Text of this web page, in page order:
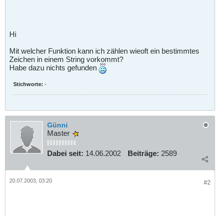
Hi
Mit welcher Funktion kann ich zählen wieoft ein bestimmtes
Zeichen in einem String vorkommt?
Habe dazu nichts gefunden
Stichworte: -
Günni
Master
Dabei seit: 14.06.2002 Beiträge: 2589
#2
20.07.2003, 03:20